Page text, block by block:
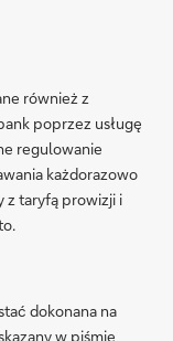
również z
poprzez usługę
regulowanie
każdorazowo
z taryfą prowizji i
dokonana na
w piśmie